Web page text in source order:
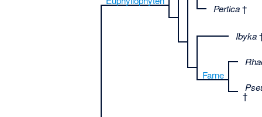
Pertica†
Ibyka
Farne
†